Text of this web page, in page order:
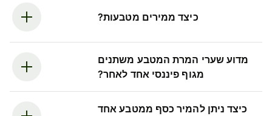
כיצד ממירים מטבעות?
מדוע שערי המרת המטבע משתנים
מגוף פיננסי אחד לאחר?
כיצד ניתן להמיר כסף ממטבע אחד